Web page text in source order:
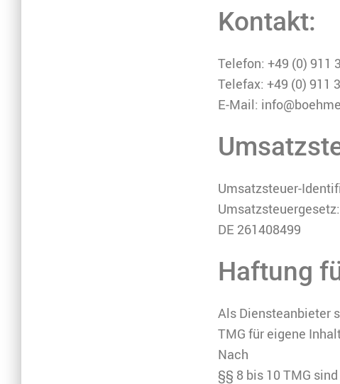
Kontakt:
Telefon: +49 (0) 911
Telefax: +49 (0) 911
E-Mail:
Umsatzsteuer-
Umsatzsteuergesetz:
DE 261408499
Haftung
Als Diensteanbieter
TMG für eigene
Nach
§§ 8 bis 10 TMG